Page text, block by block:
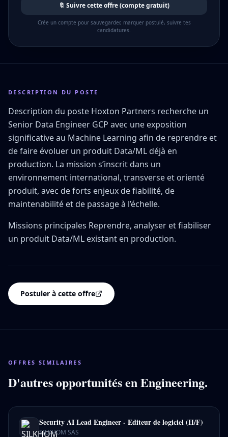
🔖 Suivre cette offre (compte gratuit)
Crée un compte pour sauvegarder, marquer postulé, suivre tes
candidatures.
DESCRIPTION DU POSTE
Description du poste Hoxton Partners recherche un
Senior Data Engineer GCP avec une exposition
significative au Machine Learning afin de reprendre et
de faire évoluer un produit Data/ML déjà en
production. La mission s’inscrit dans un
environnement international, transverse et orienté
produit, avec de forts enjeux de fiabilité, de
maintenabilité et de passage à l’échelle.
Missions principales Reprendre, analyser et fiabiliser
un produit Data/ML existant en production.
Postuler à cette offre
OFFRES SIMILAIRES
D'autres opportunités enEngineering.
Security AI Lead Engineer - Editeur de logiciel (H/F)
SILKHOM SAS